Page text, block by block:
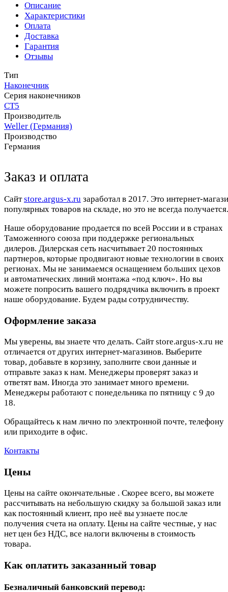
Описание
Характеристики
Оплата
Доставка
Гарантия
Отзывы
Тип
Наконечник
Серия наконечников
CT5
Производитель
Weller (Германия)
Производство
Германия
Заказ и оплата
Cайтstore.argus-x.ru заработал в 2017. Это интернет-
популярных товаров на складе, но это не всегда
Наше оборудование продается по всей России и в странах
Таможенного союза при поддержке региональных
дилеров. Дилерская сеть насчитывает 20 постоянных
партнеров, которые продвигают новые технологии в своих
регионах. Мы не занимаемся оснащением больших цехов
и автоматических линий монтажа «под ключ». Но вы
можете попросить вашего подрядчика включить в проект
наше оборудование. Будем рады сотрудничеству.
Оформление заказа
Мы уверены, вы знаете что делать. Сайт store.argus-x.ru не
отличается от других интернет-магазинов. Выберите
товар, добавьте в корзину, заполните свои данные и
отправьте заказ к нам. Менеджеры проверят заказ и
ответят вам. Иногда это занимает много времени.
Менеджеры работают с понедельника по пятницу с 9 до
18.
Обращайтесь к нам лично по электронной почте, телефону
или приходите в офис.
Контакты
Цены
Цены на сайте окончательные . Скорее всего, вы можете
рассчитывать на небольшую скидку за большой заказ или
как постоянный клиент, про неё вы узнаете после
получения счета на оплату. Цены на сайте честные, у нас
нет цен без НДС, все налоги включены в стоимость
товара.
Как оплатить заказанный товар
Безналичный банковский перевод: